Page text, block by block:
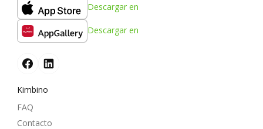
Descargar en
Descargar en
Kimbino
FAQ
Contacto